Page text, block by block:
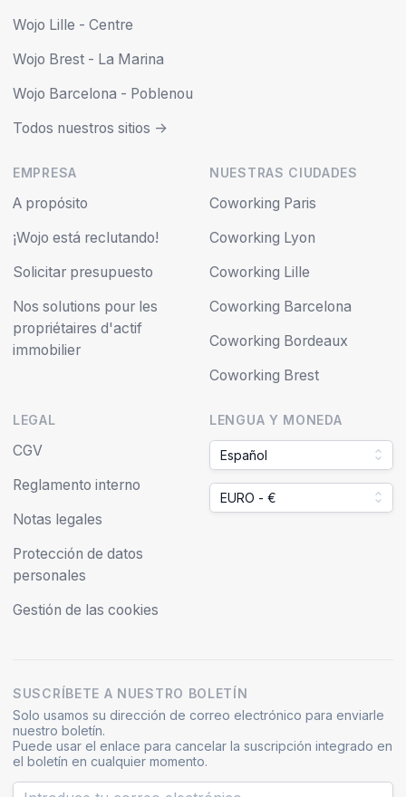
Wojo Lille - Centre
Wojo Brest - La Marina
Wojo Barcelona - Poblenou
Todos nuestros sitios ->
EMPRESA
A propósito
¡Wojo está reclutando!
Solicitar presupuesto
Nos solutions pour les
propriétaires d'actif
immobilier
NUESTRAS CIUDADES
Coworking Paris
Coworking Lyon
Coworking Lille
Coworking Barcelona
Coworking Bordeaux
Coworking Brest
LEGAL
CGV
Reglamento interno
Notas legales
Protección de datos
personales
Gestión de las cookies
LENGUA Y MONEDA
Español
EURO - €
SUSCRÍBETE A NUESTRO BOLETÍN
Solo usamos su dirección de correo electrónico para enviarle
nuestro boletín.
Puede usar el enlace para cancelar la suscripción integrado en
el boletín en cualquier momento.